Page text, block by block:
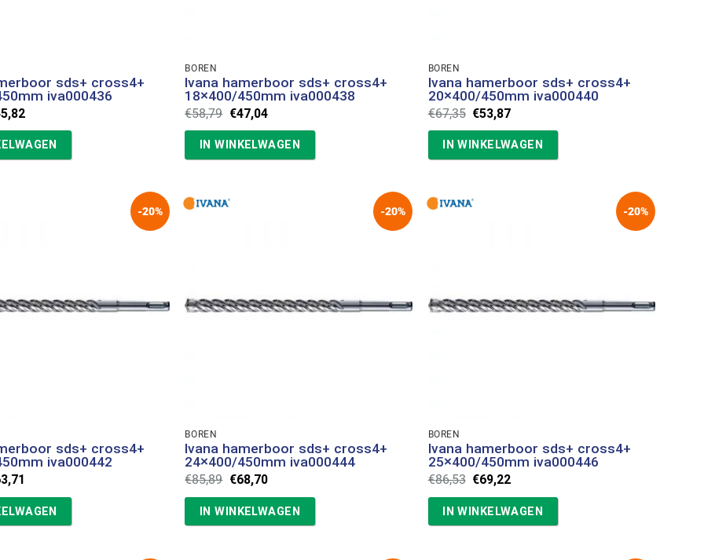
sds+ cross4+
iva000436
Huidige
€45,82.
BOREN
Ivana hamerboor sds+ cross4+
18×400/450mm iva000438
€58,79 Oorspronkelijke
prijs
€58,79.
€47,04Huidige
€47,04.
IN WINKELWAGEN
BOREN
Ivana hamerboor sds+ cross4+
20×400/450mm iva000440
€67,35 Oorspronkelijke
prijs
€67,35.
€53,87Huidige
€53,87.
IN WINKELWAGEN
-20%
sds+ cross4+
iva000442
is:
€63,71.
-20%
BOREN
Ivana hamerboor sds+ cross4+
24×400/450mm iva000444
€85,89 Oorspronkelijke
prijs
was:
€85,89.
€68,70Huidige
is:
€68,70.
IN WINKELWAGEN
-20%
BOREN
Ivana hamerboor sds+ cross4+
25×400/450mm iva000446
€86,53 Oorspronkelijke
prijs
was:
€86,53.
€69,22Huidige
is:
€69,22.
IN WINKELWAGEN